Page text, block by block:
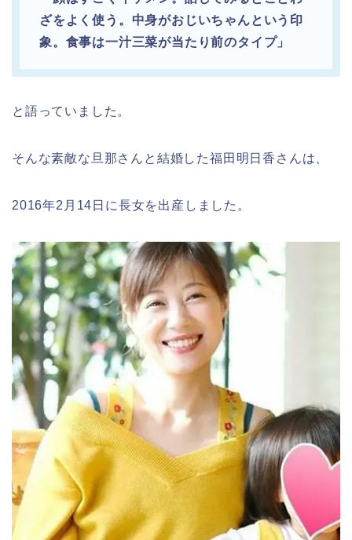
ざをよく使う。中身がおじいちゃんという印
象。食事は一汁三菜が当たり前のタイプ」
と語っていました。
そんな素敵な旦那さんと結婚した福田明日香さんは、
2016年2月14日に長女を出産しました。